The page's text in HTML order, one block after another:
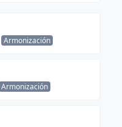
Armonización
Armonización